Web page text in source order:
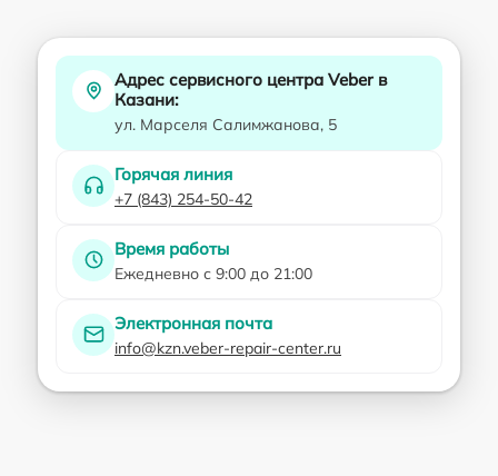
Адрес сервисного центра Veber в
Казани:
ул. Марселя Салимжанова, 5
Горячая линия
+7 (843) 254-50-42
Время работы
Ежедневно с 9:00 до 21:00
Электронная почта
info@kzn.veber-repair-center.ru